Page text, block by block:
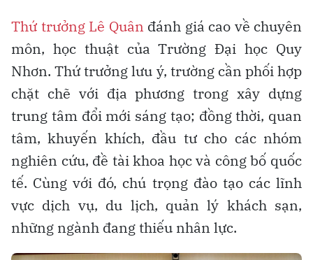
Thứ trưởng Lê Quân đánh giá cao về chuyên
môn, học thuật của Trường Đại học Quy
Nhơn. Thứ trưởng lưu ý, trường cần phối hợp
chặt chẽ với địa phương trong xây dựng
trung tâm đổi mới sáng tạo; đồng thời, quan
tâm, khuyến khích, đầu tư cho các nhóm
nghiên cứu, đề tài khoa học và công bố quốc
tế. Cùng với đó, chú trọng đào tạo các lĩnh
vực dịch vụ, du lịch, quản lý khách sạn,
những ngành đang thiếu nhân lực.